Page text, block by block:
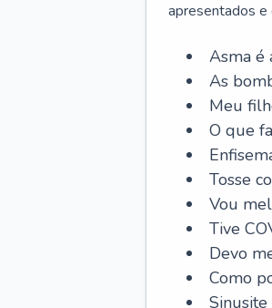
apresentados e
Asma é
As
Meu
O que
Tosse
Vou
Tive
Devo
Como
Sinusite